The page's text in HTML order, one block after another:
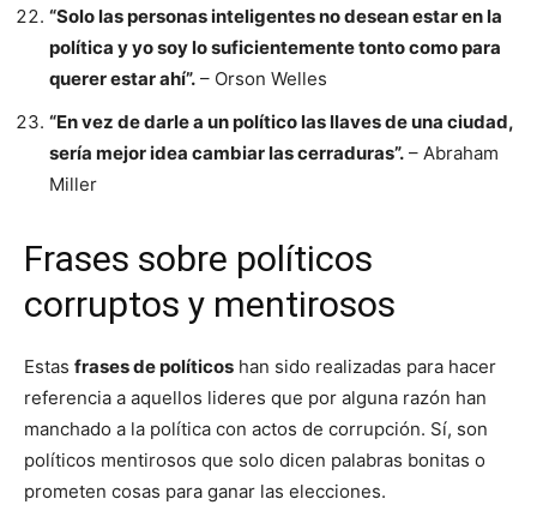
“Solo las personas inteligentes no desean estar en la
política y yo soy lo suficientemente tonto como para
querer estar ahí”. – Orson Welles
“En vez de darle a un político las llaves de una ciudad,
sería mejor idea cambiar las cerraduras”. – Abraham
Miller
Frases sobre políticos
corruptos y mentirosos
Estas frases de políticos han sido realizadas para hacer
referencia a aquellos lideres que por alguna razón han
manchado a la política con actos de corrupción. Sí, son
políticos mentirosos que solo dicen palabras bonitas o
prometen cosas para ganar las elecciones.